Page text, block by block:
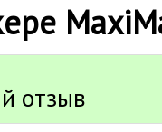
отзыв